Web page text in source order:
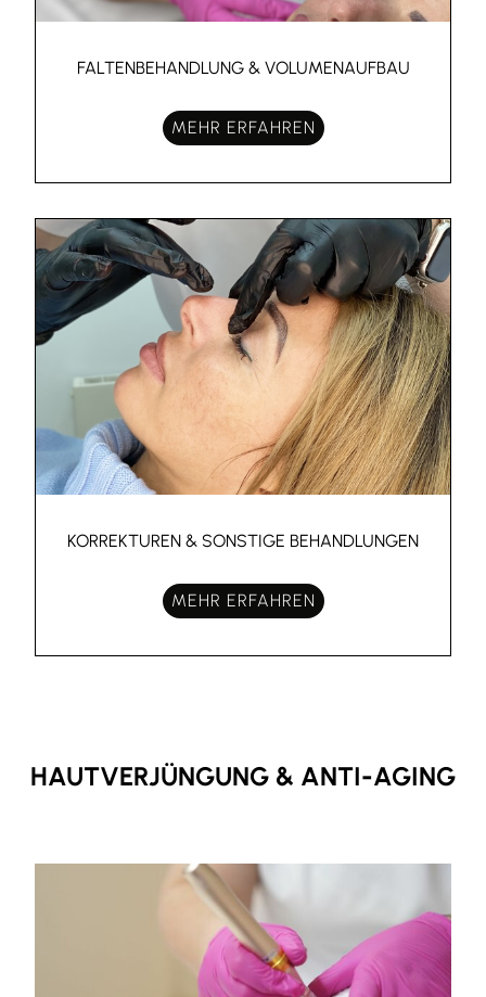
FALTENBEHANDLUNG & VOLUMENAUFBAU
MEHR ERFAHREN
KORREKTUREN & SONSTIGE BEHANDLUNGEN
MEHR ERFAHREN
HAUTVERJÜNGUNG & ANTI-AGING